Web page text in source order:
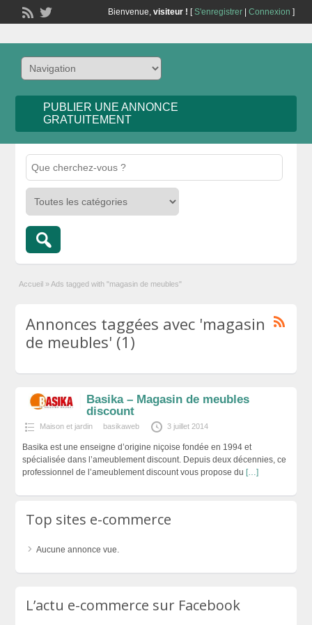
Bienvenue, visiteur ! [S'enregistrer| Connexion ]
PUBLIER UNE ANNONCE
GRATUITEMENT
Accueil » Ads tagged with "magasin de meubles"
Annonces taggées avec 'magasin
de meubles' (1)
Basika – Magasin de meubles
discount
Maison et jardin basikaweb 3 juillet 2014
Basika est une enseigne d’origine niçoise fondée en 1994 et
spécialisée dans l’ameublement discount. Depuis deux décennies, ce
professionnel de l’ameublement discount vous propose du […]
Top sites e-commerce
Aucune annonce vue.
L’actu e-commerce sur Facebook